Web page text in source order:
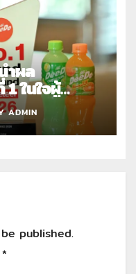
ำผล
ในใจผู้
Brand
ADMIN
published.
*